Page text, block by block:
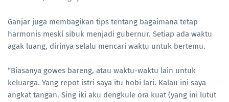
Ganjar juga membagikan tips tentang bagaimana tetap
harmonis meski sibuk menjadi gubernur. Setiap ada waktu
agak luang, dirinya selalu mencari waktu untuk bertemu.
“Biasanya gowes bareng, atau waktu-waktu lain untuk
keluarga. Yang repot istri saya itu hobi lari. Kalau ini saya
angkat tangan. Sing iki aku dengkule ora kuat (yang ini lutut